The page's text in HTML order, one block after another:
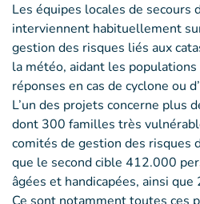
Les équipes locales de secours
interviennent habituellement
gestion des risques liés aux
la météo, aidant les
réponses en cas de cyclone ou
L’un des projets concerne plus
dont 300 familles très
comités de gestion des risques
que le second cible 412.000
âgées et handicapées, ainsi